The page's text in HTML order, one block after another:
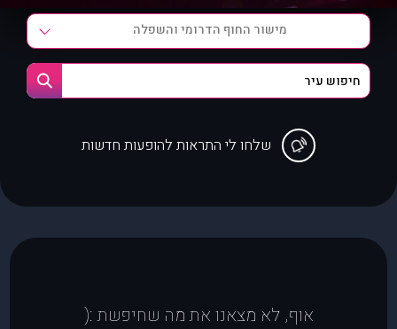
מישור החוף הדרומי והשפלה
שלחו לי התראות להופעות חדשות
אוף, לא מצאנו את מה שחיפשת :(